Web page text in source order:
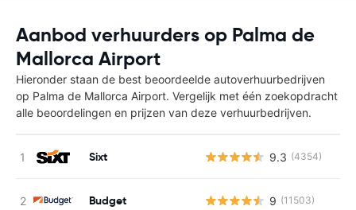
Aanbod verhuurders op Palma de
Mallorca Airport
Hieronder staan de best beoordeelde autoverhuurbedrijven
op Palma de Mallorca Airport. Vergelijk met één zoekopdracht
alle beoordelingen en prijzen van deze verhuurbedrijven.
Sixt 9.3 (4354)
Budget 9 (11503)